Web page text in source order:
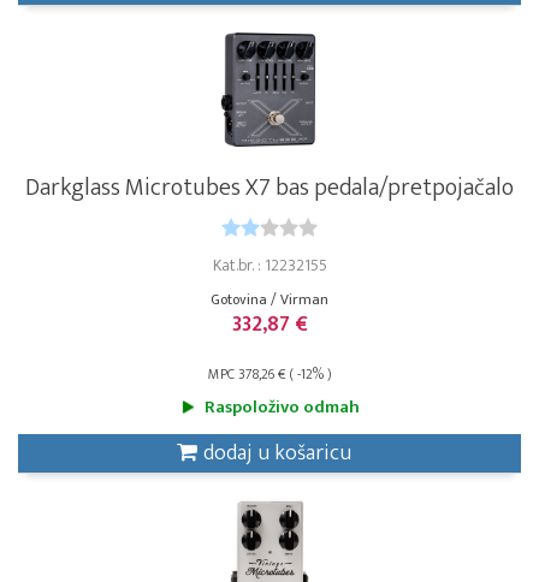
Darkglass Microtubes X7 bas pedala/pretpojačalo
Kat.br. : 12232155
Gotovina / Virman
332,87 €
MPC 378,26 € ( -12% )
Raspoloživo odmah
dodaj u košaricu